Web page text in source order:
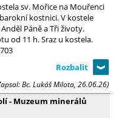
sv. Mořice na Mouřenci
kostnici. V kostele
Páně a Tři životy.
od 11 h. Sraz u kostela.
Bc. Lukáš Milota, 26.06.26)
- Muzeum minerálů